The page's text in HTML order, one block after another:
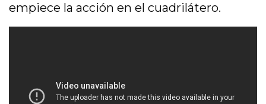
empiece la acción en el cuadrilátero.